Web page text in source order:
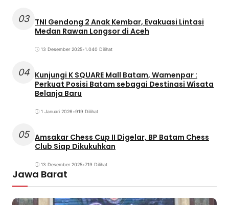
03 TNI Gendong 2 Anak Kembar, Evakuasi Lintasi
Medan Rawan Longsor di Aceh
13 Desember 2025•1.040 Dilihat
04 Kunjungi K SQUARE Mall Batam, Wamenpar :
Perkuat Posisi Batam sebagai Destinasi Wisata
Belanja Baru
1 Januari 2026•919 Dilihat
05 Amsakar Chess Cup II Digelar, BP Batam Chess
Club Siap Dikukuhkan
13 Desember 2025•719 Dilihat
Jawa Barat